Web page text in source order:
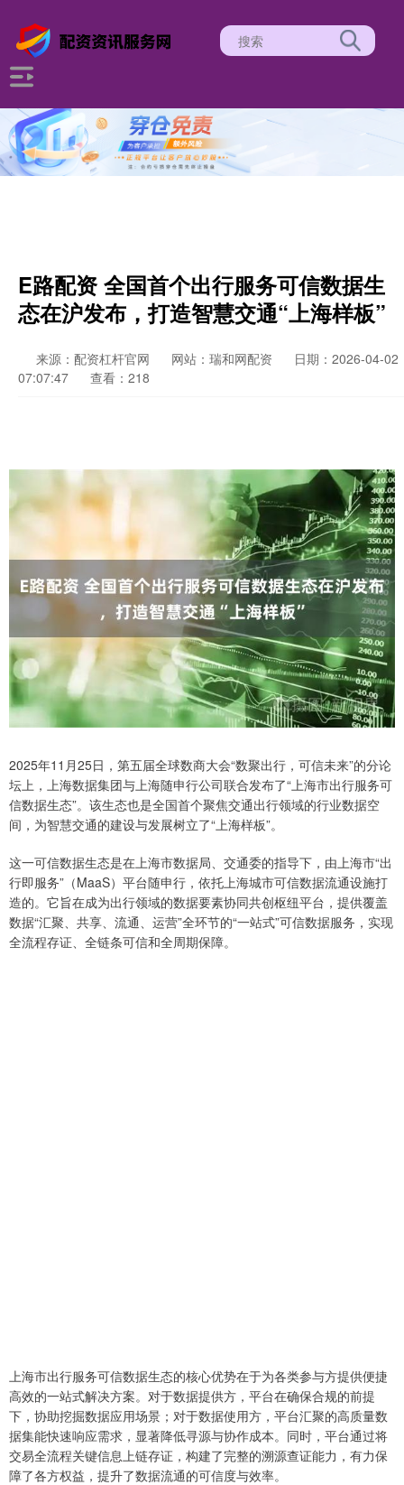
E路配资 全国首个出行服务可信数据生
态在沪发布，打造智慧交通“上海样板”
来源：配资杠杆官网 网站：瑞和网配资
日期：2026-04-02
07:07:47
查看：218
2025年11月25日，第五届全球数商大会“数聚出行，可信未来”的分论
坛上，上海数据集团与上海随申行公司联合发布了“上海市出行服务可
信数据生态”。该生态也是全国首个聚焦交通出行领域的行业数据空
间，为智慧交通的建设与发展树立了“上海样板”。
这一可信数据生态是在上海市数据局、交通委的指导下，由上海市“出
行即服务”（MaaS）平台随申行，依托上海城市可信数据流通设施打
造的。它旨在成为出行领域的数据要素协同共创枢纽平台，提供覆盖
数据“汇聚、共享、流通、运营”全环节的“一站式”可信数据服务，实现
全流程存证、全链条可信和全周期保障。
上海市出行服务可信数据生态的核心优势在于为各类参与方提供便捷
高效的一站式解决方案。对于数据提供方，平台在确保合规的前提
下，协助挖掘数据应用场景；对于数据使用方，平台汇聚的高质量数
据集能快速响应需求，显著降低寻源与协作成本。同时，平台通过将
交易全流程关键信息上链存证，构建了完整的溯源查证能力，有力保
障了各方权益，提升了数据流通的可信度与效率。